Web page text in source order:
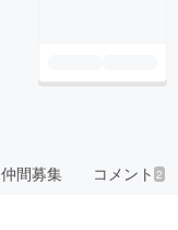
仲間募集 コメント 2